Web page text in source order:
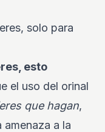
solo para
esto
el uso del orinal
que hagan,
a la